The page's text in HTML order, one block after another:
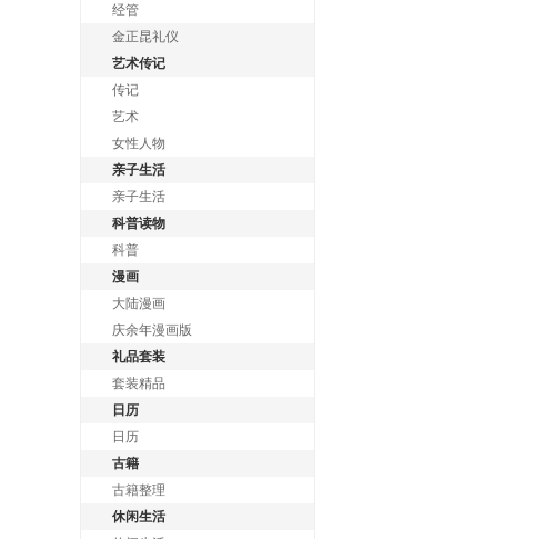
经管
金正昆礼仪
艺术传记
传记
艺术
女性人物
亲子生活
亲子生活
科普读物
科普
漫画
大陆漫画
庆余年漫画版
礼品套装
套装精品
日历
日历
古籍
古籍整理
休闲生活